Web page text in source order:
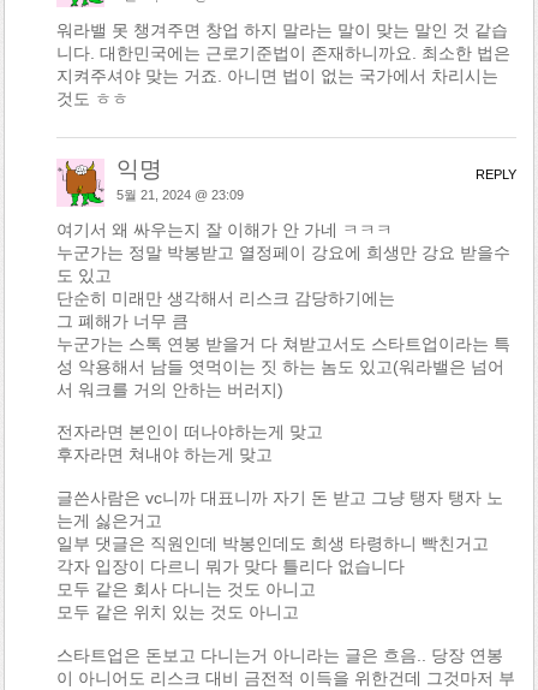
워라밸 못 챙겨주면 창업 하지 말라는 말이 맞는 말인 것 같습
니다. 대한민국에는 근로기준법이 존재하니까요. 최소한 법은
지켜주셔야 맞는 거죠. 아니면 법이 없는 국가에서 차리시는
것도 ㅎㅎ
익명
5월 21, 2024 @ 23:09
여기서 왜 싸우는지 잘 이해가 안 가네 ㅋㅋㅋ
누군가는 정말 박봉받고 열정페이 강요에 희생만 강요 받을수
도 있고
단순히 미래만 생각해서 리스크 감당하기에는
그 폐해가 너무 큼
누군가는 스톡 연봉 받을거 다 쳐받고서도 스타트업이라는 특
성 악용해서 남들 엿먹이는 짓 하는 놈도 있고(워라밸은 넘어
서 워크를 거의 안하는 버러지)
전자라면 본인이 떠나야하는게 맞고
후자라면 쳐내야 하는게 맞고
글쓴사람은 vc니까 대표니까 자기 돈 받고 그냥 탱자 탱자 노
는게 싫은거고
일부 댓글은 직원인데 박봉인데도 희생 타령하니 빡친거고
각자 입장이 다르니 뭐가 맞다 틀리다 없습니다
모두 같은 회사 다니는 것도 아니고
모두 같은 위치 있는 것도 아니고
스타트업은 돈보고 다니는거 아니라는 글은 흐음.. 당장 연봉
이 아니어도 리스크 대비 금전적 이득을 위한건데 그것마저 부
REPLY